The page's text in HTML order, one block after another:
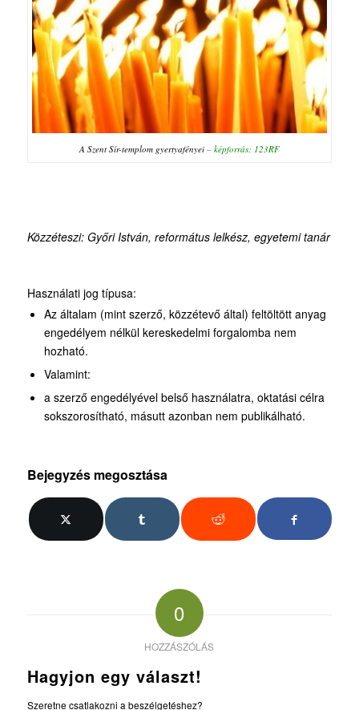
A Szent Sír-templom gyertyafényei – képforrás: 123RF
Közzéteszi: Győri István, református lelkész, egyetemi tanár
Használati jog típusa:
Az általam (mint szerző, közzétevő által) feltöltött anyag
engedélyem nélkül kereskedelmi forgalomba nem
hozható.
Valamint:
a szerző engedélyével belső használatra, oktatási célra
sokszorosítható, másutt azonban nem publikálható.
Bejegyzés megosztása
0
HOZZÁSZÓLÁS
Hagyjon egy választ!
Szeretne csatlakozni a beszélgetéshez?